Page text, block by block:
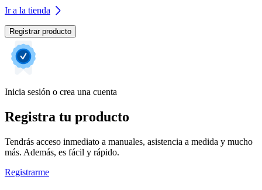
Ir a la tienda
Registrar producto
Inicia sesión o crea una cuenta
Registra tu producto
Tendrás acceso inmediato a manuales, asistencia a medida y mucho
más. Además, es fácil y rápido.
Registrarme